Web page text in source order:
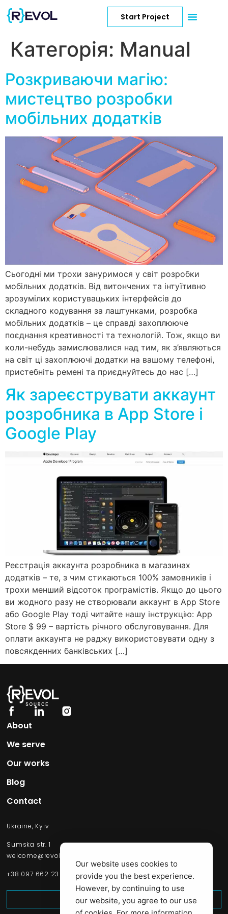
Start Project
Категорія: Manual
Розкриваючи магію:
мистецтво розробки
мобільних додатків
Сьогодні ми трохи зануримося у світ розробки
мобільних додатків. Від витончених та інтуїтивно
зрозумілих користувацьких інтерфейсів до
складного кодування за лаштунками, розробка
мобільних додатків – це справді захоплююче
поєднання креативності та технологій. Тож, якщо ви
коли-небудь замислювалися над тим, як з’являються
на світ ці захоплюючі додатки на вашому телефоні,
пристебніть ремені та приєднуйтесь до нас […]
Як зареєструвати аккаунт
розробника в App Store і
Google Play
Реєстрація аккаунта розробника в магазинах
додатків – те, з чим стикаються 100% замовників і
трохи менший відсоток програмістів. Якщо до цього
ви жодного разу не створювали аккаунт в App Store
або Google Play тоді читайте нашу інструкцію: App
Store $ 99 – вартість річного обслуговування. Для
оплати аккаунта не раджу використовувати одну з
повсякденних банківських […]
About
We serve
Our works​
Blog
Contact
Ukraine, Kyiv
Sumska str. 1
welcome@revolsource.com
+38 097 662 23 20
Start Project
Our website uses cookies to
provide you the best experience.
However, by continuing to use
our website, you agree to our use